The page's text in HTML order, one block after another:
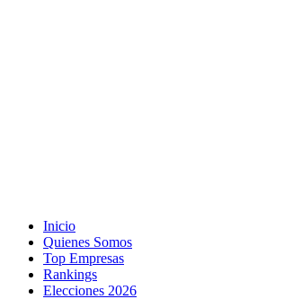
Inicio
Quienes Somos
Top Empresas
Rankings
Elecciones 2026